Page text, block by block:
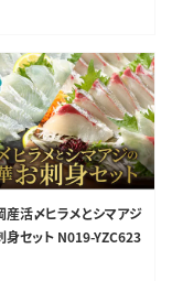
産活〆ヒラメとシマアジ
身セット N019-YZC623